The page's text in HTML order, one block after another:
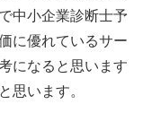
中小企業診断士予
に優れているサー
になると思います
思います。